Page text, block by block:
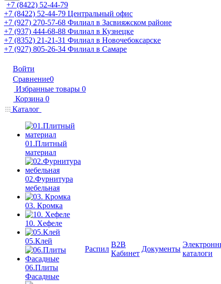
+7 (8422) 52-44-79
+7 (8422) 52-44-79 Центральный офис
+7 (927) 270-57-68 Филиал в Засвияжском районе
+7 (937) 444-68-88 Филиал в Кузнецке
+7 (8352) 21-21-31 Филиал в Новочебоксарске
+7 (927) 805-26-34 Филиал в Самаре
Войти
Сравнение0
Избранные товары 0
Корзина 0
Каталог
01.Плитный
материал
02.Фурнитура
мебельная
03. Кромка
10. Хефеле
05.Клей
06.Плиты
Фасадные
Распил
B2B
Кабинет
Документы
каталоги